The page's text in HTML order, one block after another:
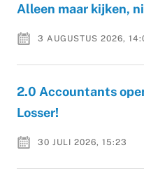
Alleen maar kijken,
3 AUGUSTUS 2026,
2.0 Accountants
Losser!
30 JULI 2026, 15:23